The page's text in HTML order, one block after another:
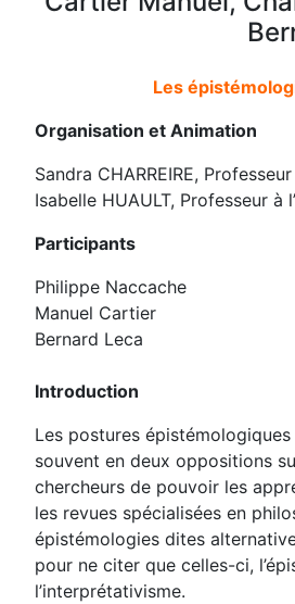
Les
Organisation et Animation
Sandra CHARREIRE,
Isabelle HUAULT, Professeur à
Participants
Philippe Naccache
Manuel Cartier
Bernard Leca
Introduction
Les postures
souvent en deux oppositions
chercheurs de pouvoir les
les revues spécialisées en
épistémologies dites
pour ne citer que celles-ci,
l’interprétativisme.